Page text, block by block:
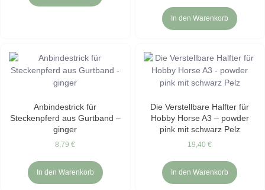
In den Warenkorb
Anbindestrick für
Steckenpferd aus Gurtband –
ginger
8,79€
In den Warenkorb
Die Verstellbare Halfter für
Hobby Horse A3 – powder
pink mit schwarz Pelz
19,40€
In den Warenkorb